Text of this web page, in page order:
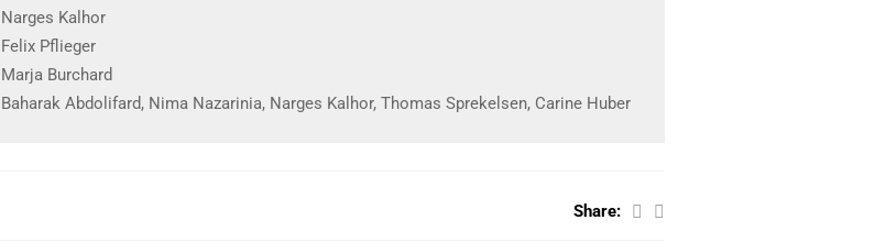
Narges Kalhor
Felix Pflieger
Marja Burchard
Baharak Abdolifard, Nima Nazarinia, Narges Kalhor, Thomas Sprekelsen, Carine Huber
Share: